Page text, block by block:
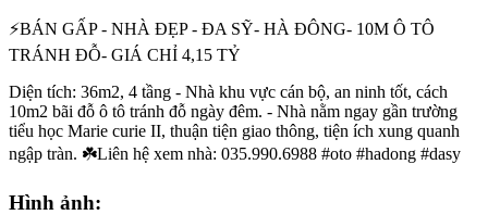
⚡️BÁN GẤP - NHÀ ĐẸP - ĐA SỸ- HÀ ĐÔNG- 10M Ô TÔ
TRÁNH ĐỖ- GIÁ CHỈ 4,15 TỶ
Diện tích: 36m2, 4 tầng - Nhà khu vực cán bộ, an ninh tốt, cách
10m2 bãi đỗ ô tô tránh đỗ ngày đêm. - Nhà nằm ngay gần trường
tiểu học Marie curie II, thuận tiện giao thông, tiện ích xung quanh
ngập tràn. ☘️Liên hệ xem nhà: 035.990.6988 #oto #hadong #dasy
Hình ảnh: